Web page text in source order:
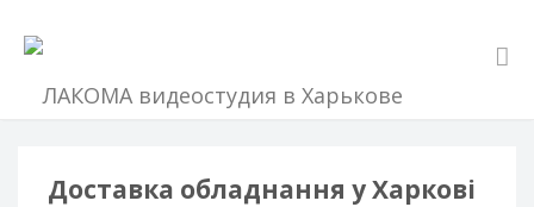
Доставка обладнання у Харкові